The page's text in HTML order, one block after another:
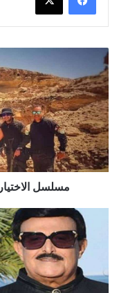
مسلسل
الاختيار
2
تفاصيل
حلقة
شهداء
الواحات
مسلسل الاختيار 2 تفاصيل حلقة شهداء الواحات
الدعاء
بسبب